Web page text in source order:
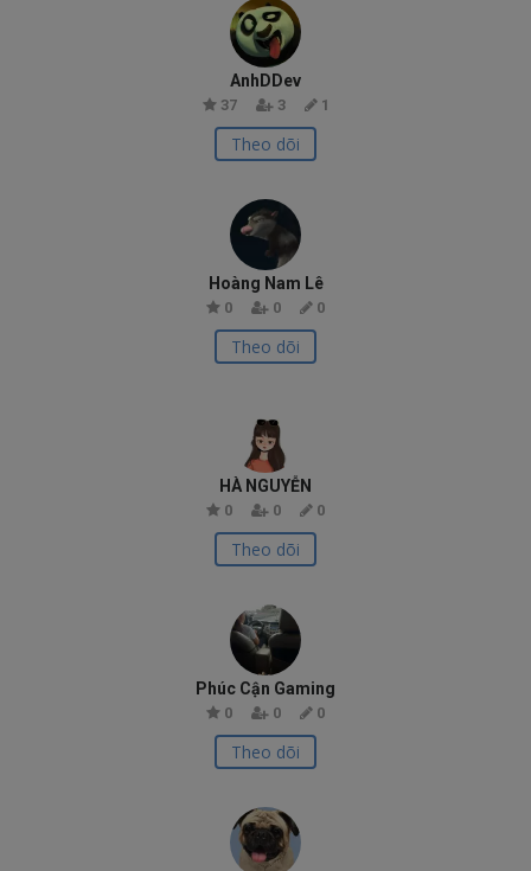
AnhDDev
37 3 1
Theo dõi
Hoàng Nam Lê
0 0 0
Theo dõi
HÀ NGUYỄN
0 0 0
Theo dõi
Phúc Cận Gaming
0 0 0
Theo dõi